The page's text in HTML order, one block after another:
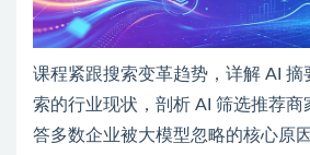
课程紧跟搜索变革趋势，详解 AI 摘
索的行业现状，剖析 AI 筛选推荐商
答多数企业被大模型忽略的核心原